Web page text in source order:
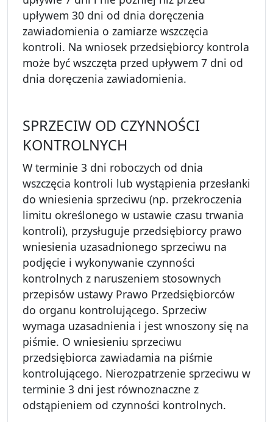
upływem 30 dni od dnia doręczenia
zawiadomienia o zamiarze wszczęcia
kontroli. Na wniosek przedsiębiorcy kontrola
może być wszczęta przed upływem 7 dni od
dnia doręczenia zawiadomienia.
SPRZECIW OD CZYNNOŚCI
KONTROLNYCH
W terminie 3 dni roboczych od dnia
wszczęcia kontroli lub wystąpienia przesłanki
do wniesienia sprzeciwu (np. przekroczenia
limitu określonego w ustawie czasu trwania
kontroli), przysługuje przedsiębiorcy prawo
wniesienia uzasadnionego sprzeciwu na
podjęcie i wykonywanie czynności
kontrolnych z naruszeniem stosownych
przepisów ustawy Prawo Przedsiębiorców
do organu kontrolującego. Sprzeciw
wymaga uzasadnienia i jest wnoszony się na
piśmie. O wniesieniu sprzeciwu
przedsiębiorca zawiadamia na piśmie
kontrolującego. Nierozpatrzenie sprzeciwu w
terminie 3 dni jest równoznaczne z
odstąpieniem od czynności kontrolnych.